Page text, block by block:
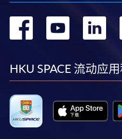
转
转
HKU SPACE 流动应